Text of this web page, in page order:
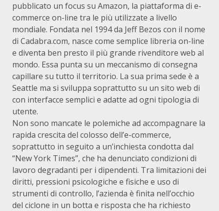
pubblicato un focus su Amazon, la piattaforma di e-
commerce on-line tra le più utilizzate a livello
mondiale. Fondata nel 1994 da Jeff Bezos con il nome
di Cadabra.com, nasce come semplice libreria on-line
e diventa ben presto il più grande rivenditore web al
mondo. Essa punta su un meccanismo di consegna
capillare su tutto il territorio. La sua prima sede è a
Seattle ma si sviluppa soprattutto su un sito web di
con interfacce semplici e adatte ad ogni tipologia di
utente.
Non sono mancate le polemiche ad accompagnare la
rapida crescita del colosso dell’e-commerce,
soprattutto in seguito a un’inchiesta condotta dal
“New York Times”, che ha denunciato condizioni di
lavoro degradanti per i dipendenti. Tra limitazioni dei
diritti, pressioni psicologiche e fisiche e uso di
strumenti di controllo, l’azienda è finita nell’occhio
del ciclone in un botta e risposta che ha richiesto